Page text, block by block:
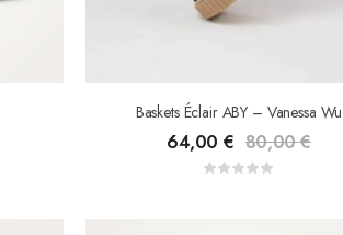
Baskets Éclair ABY – Vanessa Wu
64,00 € 80,00€